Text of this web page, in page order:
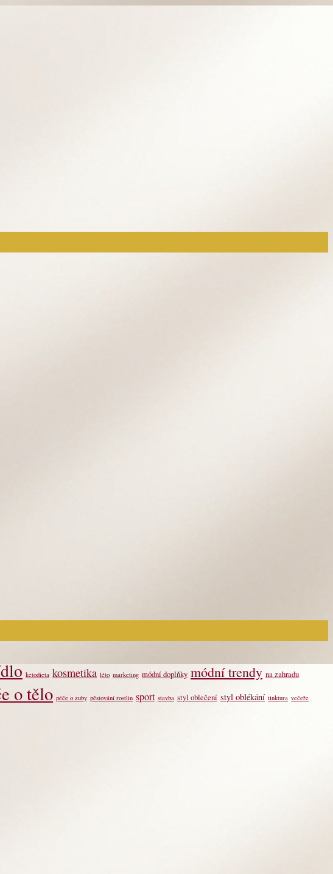
ketodieta kosmetika léto marketing módní doplňky módní trendy na zahradu
o tělo péče o zuby pěstování rostlin sport stavba styl oblečení styl oblékání tinktura večeře